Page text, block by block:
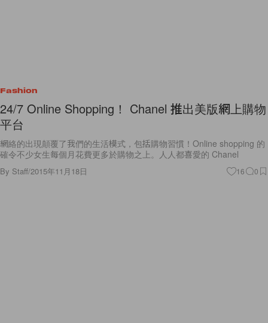
Fashion
24/7 Online Shopping！ Chanel 推出美版網上購物
平台
網絡的出現顛覆了我們的生活模式，包括購物習慣！Online shopping 的
確令不少女生每個月花費更多於購物之上。人人都喜愛的 Chanel
By Staff/2015年11月18日 16 0